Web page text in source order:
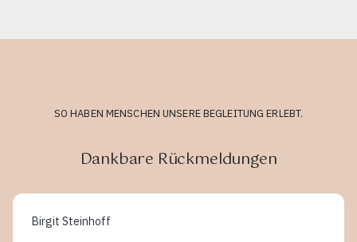
SO HABEN MENSCHEN UNSERE BEGLEITUNG ERLEBT.
Dankbare Rückmeldungen
Birgit Steinhoff